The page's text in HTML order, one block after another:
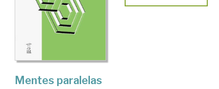
Mentes paralelas